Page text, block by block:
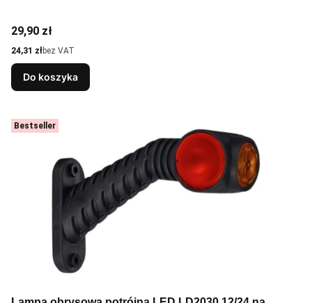
Cena
29,90 zł
Cena
24,31 złbez VAT
Do koszyka
Bestseller